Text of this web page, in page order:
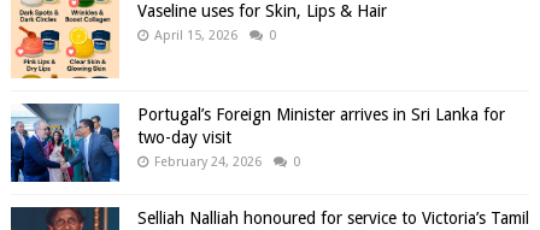
Vaseline uses for Skin, Lips & Hair
April 15, 2026 0
Portugal’s Foreign Minister arrives in Sri Lanka for
two-day visit
February 24, 2026 0
Selliah Nalliah honoured for service to Victoria’s Tamil